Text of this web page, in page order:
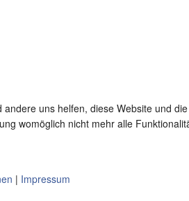
uns helfen, diese Website und
womöglich nicht mehr alle
| Impressum